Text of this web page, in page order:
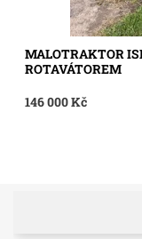
MALOTRAKTOR
ROTAVÁTOREM
146 000 Kč